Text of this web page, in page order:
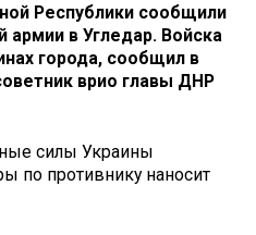
Республики сообщили
армии в Угледар. Войска
города, сообщил в
врио главы ДНР
силы Украины
по противнику наносит